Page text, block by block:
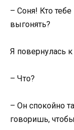
– Соня! Кто
выгонять?
Я повернулась
– Что?
– Он спокойно
говоришь,